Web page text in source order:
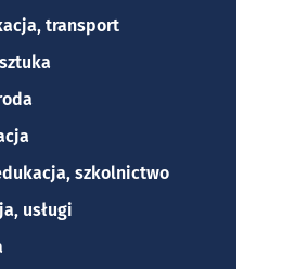
transport
szkolnictwo
usługi